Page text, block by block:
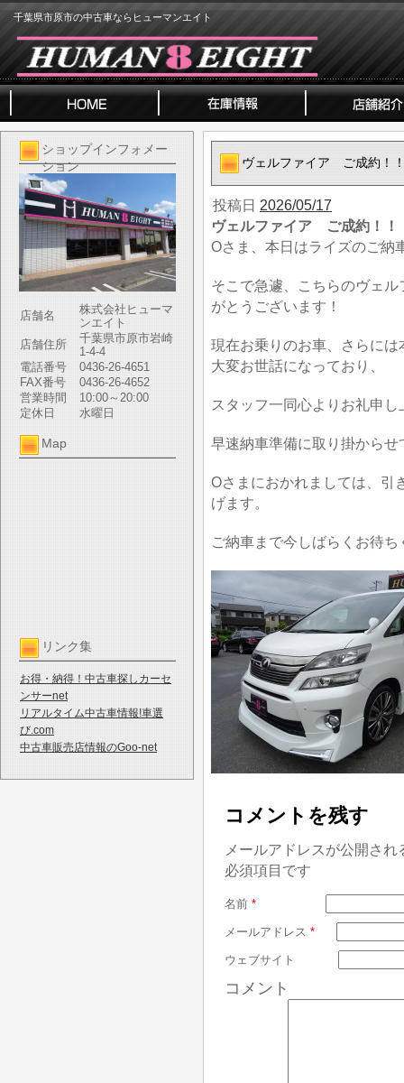
千葉県市原市の中古車ならヒューマンエイト
ショップインフォメー
ション
店舗名
株式会社ヒューマ
ンエイト
店舗住所
千葉県市原市岩崎
1-4-4
電話番号
0436-26-4651
FAX番号
0436-26-4652
営業時間
10:00～20:00
定休日
水曜日
Map
リンク集
お得・納得！中古車探しカーセ
ンサーnet
リアルタイム中古車情報!車選
び.com
中古車販売店情報のGoo-net
ヴェルファイア ご成約！
投稿日 2026/05/17
ヴェルファイア ご成約！！
Oさま、本日はライズのご納
そこで急遽、こちらのヴェ
がとうございます！
現在お乗りのお車、さらに
大変お世話になっており、
スタッフ一同心よりお礼申し
早速納車準備に取り掛からせ
Oさまにおかれましては、引
げます。
ご納車まで今しばらくお待ち
コメントを残す
メールアドレスが公開さ
必須項目です
名前 *
メールアドレス *
ウェブサイト
コメント